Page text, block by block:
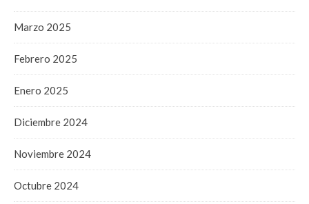
Marzo 2025
Febrero 2025
Enero 2025
Diciembre 2024
Noviembre 2024
Octubre 2024